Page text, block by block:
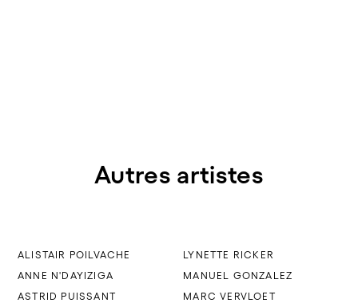
Autres artistes
ALISTAIR POILVACHE
ANNE N'DAYIZIGA
ASTRID PUISSANT
LYNETTE RICKER
MANUEL GONZALEZ
MARC VERVLOET